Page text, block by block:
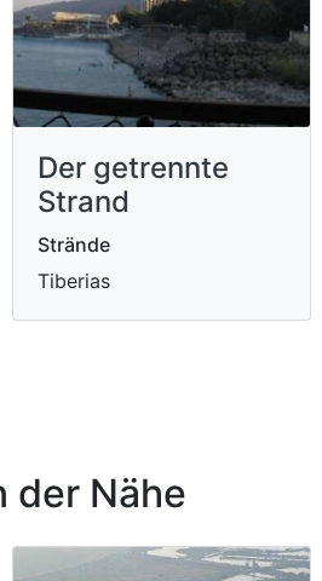
Der getrennte
Strand
Strände
Tiberias
der Nähe